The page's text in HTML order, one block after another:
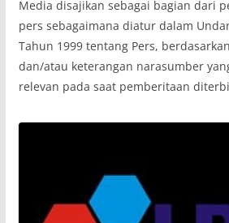
Media disajikan sebagai bagian dari
pers sebagaimana diatur dalam
Tahun 1999 tentang Pers,
dan/atau keterangan narasumber
relevan pada saat pemberitaan